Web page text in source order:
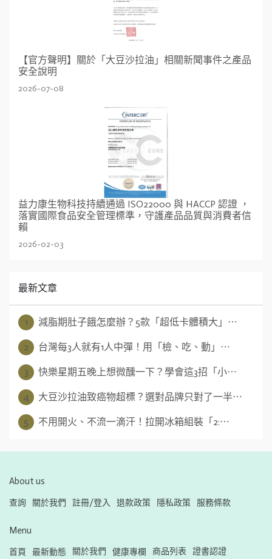
【官方聲明】關於「大豆沙拉油」相關新聞事件之產品
安全說明
2026-07-08
益力康生物科技持續通過 ISO22000 與 HACCP 認證 ，
落實國際食品安全管理標準，守護產品品質與消費者信
賴
2026-02-03
最新文章
1 減脂期肚子餓怎麼辦？5款「超低卡體積大」⋯
2 台灣每3人就有1人中彈！用「檢、吃、動」⋯
3 快樂星期五晚上想微醺一下？學會這3招「小⋯
4 大豆沙拉油致癌物超標？選對品牌只對了一半⋯
5 不用開火、不流一滴汗！拉開冰箱組裝「2:⋯
About us
查詢 關於我們 註冊/登入 退款政策 隱私政策 服務條款
Menu
首頁 最新動態 關於我們 健康專欄 商品列表 證書認證